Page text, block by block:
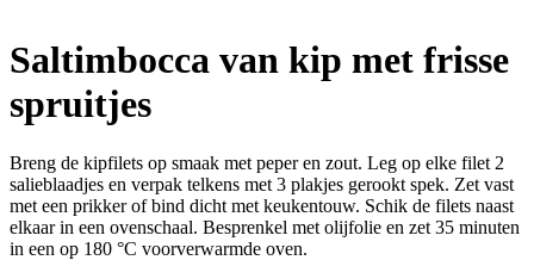
Saltimbocca van kip met frisse
spruitjes
Breng de kipfilets op smaak met peper en zout. Leg op elke filet 2
salieblaadjes en verpak telkens met 3 plakjes gerookt spek. Zet vast
met een prikker of bind dicht met keukentouw. Schik de filets naast
elkaar in een ovenschaal. Besprenkel met olijfolie en zet 35 minuten
in een op 180 °C voorverwarmde oven.